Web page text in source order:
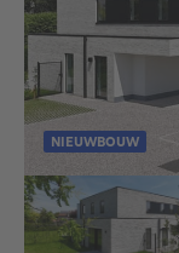
NIEUWBOUW